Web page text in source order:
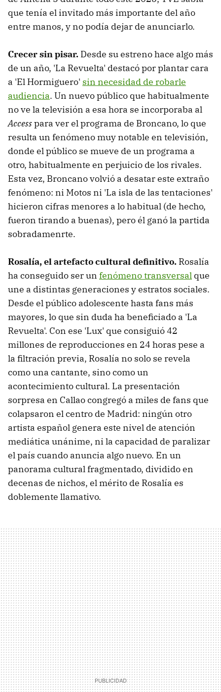
que tenía el invitado más importante del año
entre manos, y no podía dejar de anunciarlo.
Crecer sin pisar. Desde su estreno hace algo más
de un año, 'La Revuelta' destacó por plantar cara
a 'El Hormiguero' sin necesidad de robarle
audiencia. Un nuevo público que habitualmente
no ve la televisión a esa hora se incorporaba al
Accesspara ver el programa de Broncano, lo que
resulta un fenómeno muy notable en televisión,
donde el público se mueve de un programa a
otro, habitualmente en perjuicio de los rivales.
Esta vez, Broncano volvió a desatar este extraño
fenómeno: ni Motos ni 'La isla de las tentaciones'
hicieron cifras menores a lo habitual (de hecho,
fueron tirando a buenas), pero él ganó la partida
sobradamenrte.
Rosalía, el artefacto cultural definitivo. Rosalía
ha conseguido ser un fenómeno transversal que
une a distintas generaciones y estratos sociales.
Desde el público adolescente hasta fans más
mayores, lo que sin duda ha beneficiado a 'La
Revuelta'. Con ese 'Lux' que consiguió 42
millones de reproducciones en 24 horas pese a
la filtración previa, Rosalía no solo se revela
como una cantante, sino como un
acontecimiento cultural. La presentación
sorpresa en Callao congregó a miles de fans que
colapsaron el centro de Madrid: ningún otro
artista español genera este nivel de atención
mediática unánime, ni la capacidad de paralizar
el país cuando anuncia algo nuevo. En un
panorama cultural fragmentado, dividido en
decenas de nichos, el mérito de Rosalía es
doblemente llamativo.